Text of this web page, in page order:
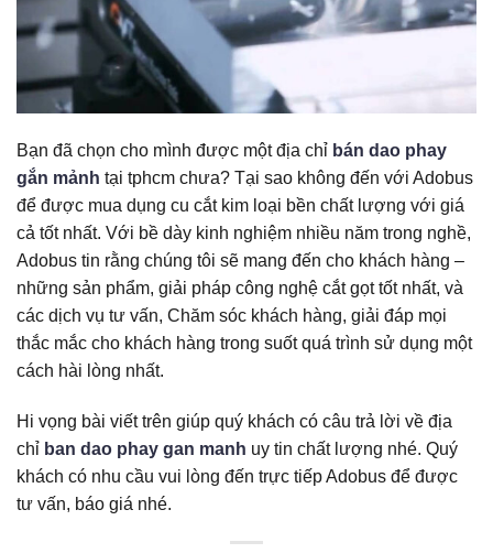
Bạn đã chọn cho mình được một địa chỉ bán dao phay
gắn mảnh tại tphcm chưa? Tại sao không đến với Adobus
để được mua dụng cu cắt kim loại bền chất lượng với giá
cả tốt nhất. Với bề dày kinh nghiệm nhiều năm trong nghề,
Adobus tin rằng chúng tôi sẽ mang đến cho khách hàng –
những sản phẩm, giải pháp công nghệ cắt gọt tốt nhất, và
các dịch vụ tư vấn, Chăm sóc khách hàng, giải đáp mọi
thắc mắc cho khách hàng trong suốt quá trình sử dụng một
cách hài lòng nhất.
Hi vọng bài viết trên giúp quý khách có câu trả lời về địa
chỉ ban dao phay gan manh uy tin chất lượng nhé. Quý
khách có nhu cầu vui lòng đến trực tiếp Adobus để được
tư vấn, báo giá nhé.